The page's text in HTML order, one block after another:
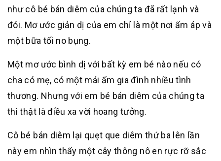
như cô bé bán diêm của chúng ta đã rất lạnh và
đói. Mơ ước giản dị của em chỉ là một nơi ấm áp và
một bữa tối no bụng.
Một mơ ước bình dị với bất kỳ em bé nào nếu có
cha có mẹ, có một mái ấm gia đình nhiều tình
thương. Nhưng với em bé bán diêm của chúng ta
thì thật là điều xa vời hoang tưởng.
Cô bé bán diêm lại quẹt que diêm thứ ba lên lần
này em nhìn thấy một cây thông nô en rực rỡ sắc